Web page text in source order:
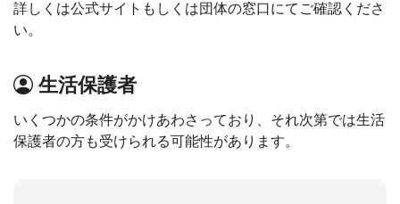
詳しくは公式サイトもしくは団体の窓口にてご確認くださ
い。
生活保護者
いくつかの条件がかけあわさっており、それ次第では生活
保護者の方も受けられる可能性があります。